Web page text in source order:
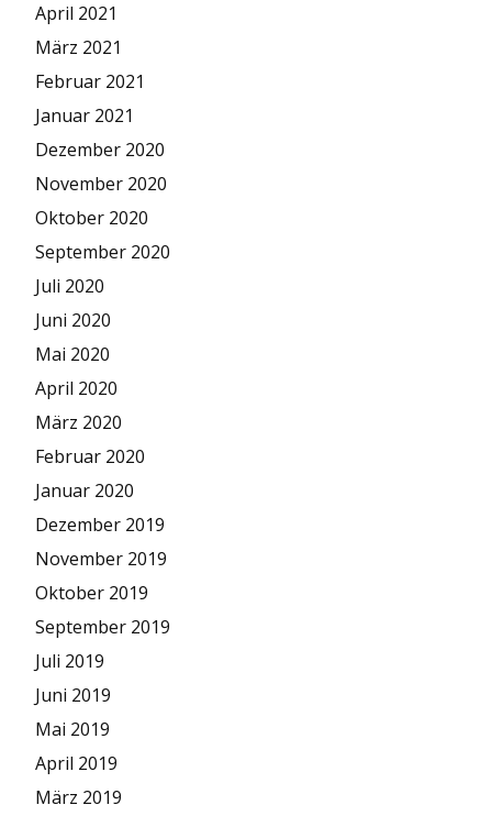
April 2021
März 2021
Februar 2021
Januar 2021
Dezember 2020
November 2020
Oktober 2020
September 2020
Juli 2020
Juni 2020
Mai 2020
April 2020
März 2020
Februar 2020
Januar 2020
Dezember 2019
November 2019
Oktober 2019
September 2019
Juli 2019
Juni 2019
Mai 2019
April 2019
März 2019